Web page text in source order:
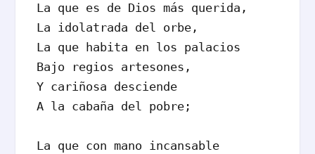
La que es de Dios más querida,
La idolatrada del orbe,
La que habita en los palacios
Bajo regios artesones,
Y cariñosa desciende
A la cabaña del pobre;
La que con mano incansable